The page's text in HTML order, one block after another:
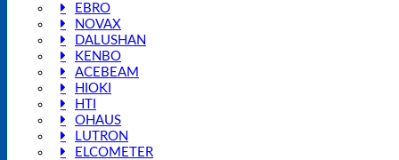
EBRO
NOVAX
DALUSHAN
KENBO
ACEBEAM
HIOKI
HTI
OHAUS
LUTRON
ELCOMETER